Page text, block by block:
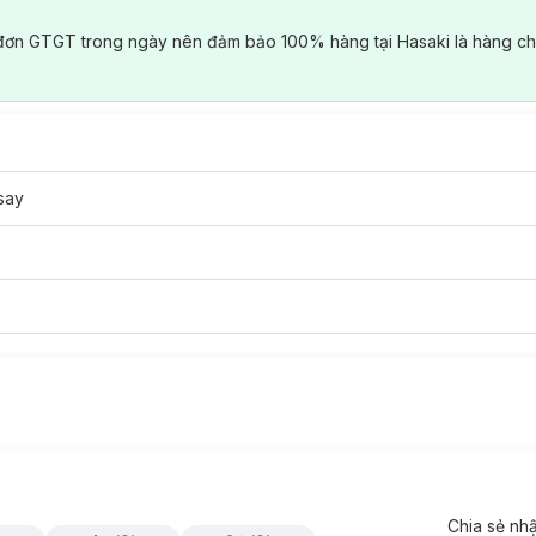
GTGT trong ngày nên đảm bảo 100% hàng tại Hasaki là hàng
Chia sẻ